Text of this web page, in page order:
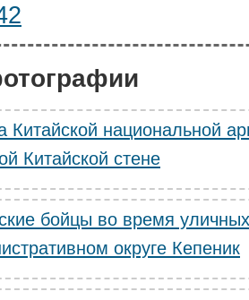
Китайской национальной
Китайской стене
бойцы во время
округе Кепеник